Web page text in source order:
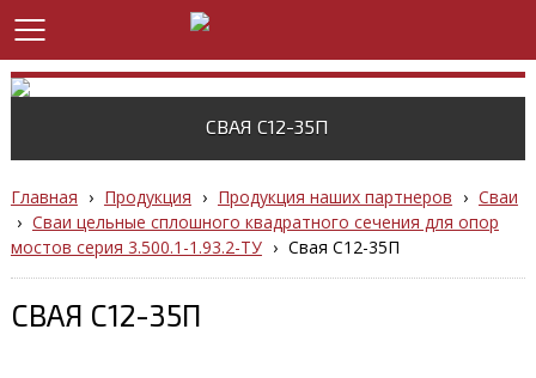
СВАЯ С12-35П
Главная › Продукция › Продукция наших партнеров › Сваи
› Сваи цельные сплошного квадратного сечения для опор
мостов серия 3.500.1-1.93.2-ТУ › Свая С12-35П
СВАЯ С12-35П